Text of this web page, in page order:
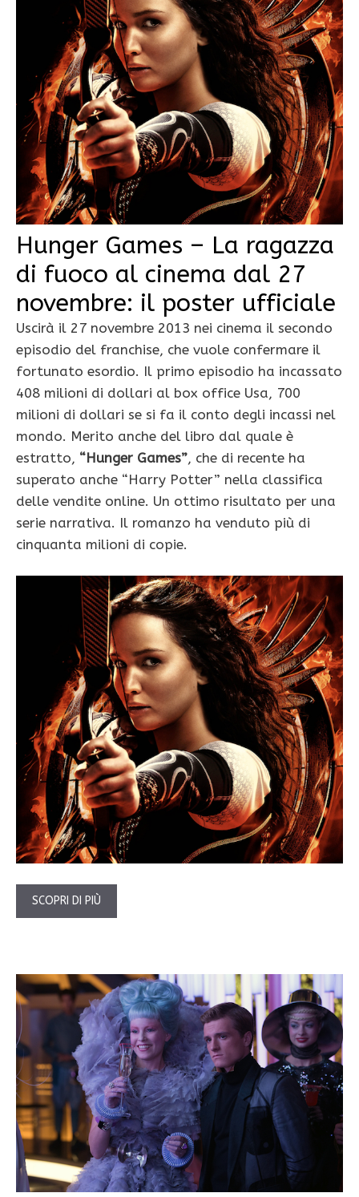
Hunger Games – La ragazza
di fuoco al cinema dal 27
novembre: il poster ufficiale
Uscirà il 27 novembre 2013 nei cinema il secondo
episodio del franchise, che vuole confermare il
fortunato esordio. Il primo episodio ha incassato
408 milioni di dollari al box office Usa, 700
milioni di dollari se si fa il conto degli incassi nel
mondo. Merito anche del libro dal quale è
estratto, “Hunger Games”, che di recente ha
superato anche “Harry Potter” nella classifica
delle vendite online. Un ottimo risultato per una
serie narrativa. Il romanzo ha venduto più di
cinquanta milioni di copie.
SCOPRI DI PIÙ